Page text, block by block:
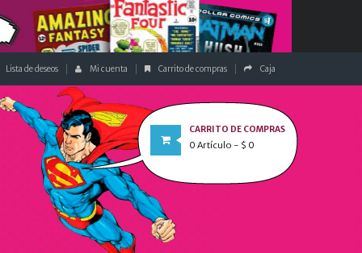
Lista de deseos Mi cuenta Carrito de compras Caja
CARRITO DE COMPRAS
0 Artículo - $ 0